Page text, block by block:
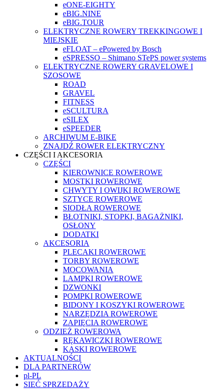
eONE-EIGHTY
eBIG.NINE
eBIG.TOUR
ELEKTRYCZNE ROWERY TREKKINGOWE I
MIEJSKIE
eFLOAT – ePowered by Bosch
eSPRESSO – Shimano STePS power systems
ELEKTRYCZNE ROWERY GRAVELOWE I
SZOSOWE
ROAD
GRAVEL
FITNESS
eSCULTURA
eSILEX
eSPEEDER
ARCHIWUM E-BIKE
ZNAJDŹ ROWER ELEKTRYCZNY
CZĘŚCI I AKCESORIA
CZĘŚCI
KIEROWNICE ROWEROWE
MOSTKI ROWEROWE
CHWYTY I OWIJKI ROWEROWE
SZTYCE ROWEROWE
SIODŁA ROWEROWE
BŁOTNIKI, STOPKI, BAGAŻNIKI,
OSŁONY
DODATKI
AKCESORIA
PLECAKI ROWEROWE
TORBY ROWEROWE
MOCOWANIA
LAMPKI ROWEROWE
DZWONKI
POMPKI ROWEROWE
BIDONY I KOSZYKI ROWEROWE
NARZĘDZIA ROWEROWE
ZAPIĘCIA ROWEROWE
ODZIEŻ ROWEROWA
RĘKAWICZKI ROWEROWE
KASKI ROWEROWE
AKTUALNOŚCI
DLA PARTNERÓW
pl-PL
SIEĆ SPRZEDAŻY